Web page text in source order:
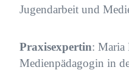
Jugendarbeit und
Praxisexpertin: Maria
Medienpädagogin in